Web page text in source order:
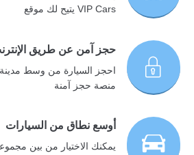
VIP Cars يتيح لك موقع
حجز آمن عن طريق
احجز السيارة من وسط
منصة حجز آمنة
أوسع نطاق من السيارات
يمكنك الاختيار من بين